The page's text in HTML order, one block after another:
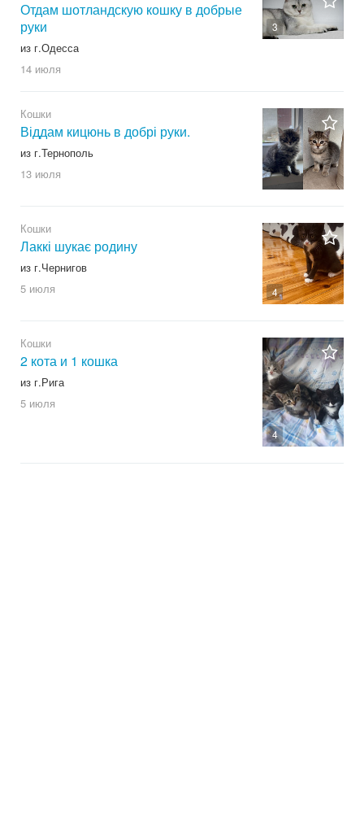
3
Отдам шотландскую кошку в добрые
руки
из г.Одесса
14 июля
Кошки
Віддам кицюнь в добрі руки.
из г.Тернополь
13 июля
4
Кошки
Лаккі шукає родину
из г.Чернигов
5 июля
4
Кошки
2 кота и 1 кошка
из г.Рига
5 июля